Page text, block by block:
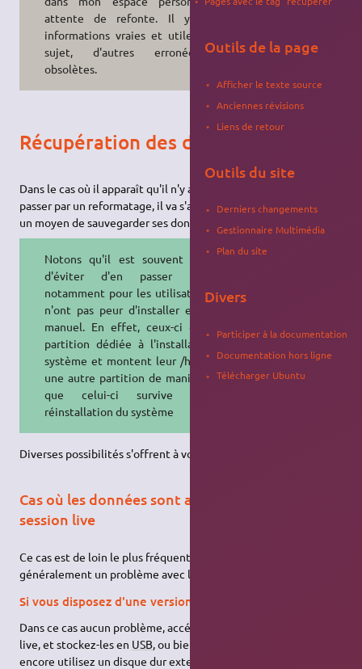
attente de refonte. Il y a des
informations vraies et utiles sur le
sujet, d'autres erronées ou
obsolètes.
Récupération des données
Dans le cas où il apparaît qu'il n'y a rien à faire et qu'il va falloir
passer par un reformatage, il va s'avérer nécessaire de trouver
un moyen de sauvegarder ses donnés avant.
Notons qu'il est souvent possible
d'éviter d'en passer par là,
notamment pour les utilisateurs qui
n'ont pas peur d'installer en mode
manuel. En effet, ceux-ci ont une
partition dédiée à l'installation du
système et montent leur /home sur
une autre partition de manière à ce
que celui-ci survive à une
réinstallation du système
Diverses possibilités s'offrent à vous:
Cas où les données sont accessibles depuis une
session live
Ce cas est de loin le plus fréquent, le cas contraire impliquant
généralement un problème avec les partitions ou le disque dur.
Si vous disposez d'une version d'Ubuntu en live USB
Dans ce cas aucun problème, accédez à vos données en session
live, et stockez-les en USB, ou bien gravez-les sur DVD, ou
encore utilisez un disque dur externe.
Outils de la page
Afficher le texte source
Anciennes révisions
Liens de retour
Outils du site
Derniers changements
Gestionnaire Multimédia
Plan du site
Divers
Participer à la documentation
Documentation hors ligne
Télécharger Ubuntu